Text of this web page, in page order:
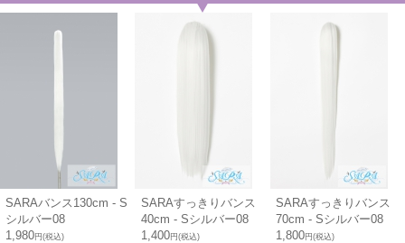
SARAバンス130cm - S
シルバー08
1,980円(税込)
SARAすっきりバンス
40cm - Sシルバー08
1,400円(税込)
SARAすっきりバンス
70cm - Sシルバー08
1,800円(税込)